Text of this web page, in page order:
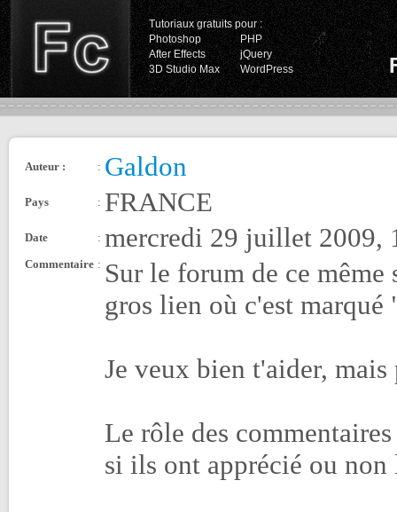
Tutoriaux gratuits pour :
Photoshop
PHP
After Effects
jQuery
3D Studio Max
WordPress
Auteur : : Galdon
Pays : FRANCE
Date : mercredi 29 juillet 2009,
Commentaire : Sur le forum de ce
gros lien où c'est
Je veux bien t'aider, mais
Le rôle des
si ils ont apprécié ou non